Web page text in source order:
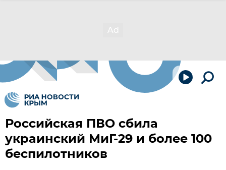
Российская ПВО сбила
украинский МиГ-29 и более 100
беспилотников